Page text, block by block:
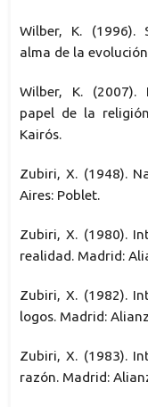
Wilber, K. (1996).
alma de la
Wilber, K. (2007).
papel de la
Kairós.
Zubiri, X. (1948).
Aires: Poblet.
Zubiri, X. (1980).
realidad. Madrid:
Zubiri, X. (1982).
logos. Madrid:
Zubiri, X. (1983).
razón. Madrid: